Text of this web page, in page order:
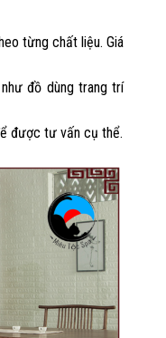
từng chất liệu. Giá
đồ dùng trang trí
được tư vấn cụ thể.